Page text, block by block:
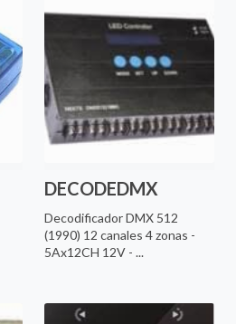
DECODEDMX
Decodificador DMX 512
(1990) 12 canales 4 zonas -
5Ax12CH 12V - ...